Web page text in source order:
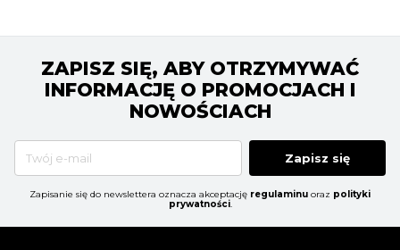
ZAPISZ SIĘ, ABY OTRZYMYWAĆ
INFORMACJĘ O PROMOCJACH I
NOWOŚCIACH
Zapisz się
Zapisanie się do newslettera oznacza akceptację regulaminu oraz polityki
prywatności.